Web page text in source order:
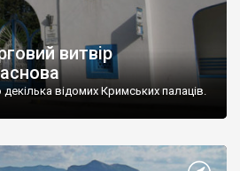
витвір
відомих Кримських палаців.